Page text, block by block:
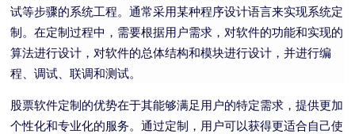
试等步骤的系统工程。通常采用某种程序设计语言来实现系统定
制。在定制过程中，需要根据用户需求，对软件的功能和实现的
算法进行设计，对软件的总体结构和模块进行设计，并进行编
程、调试、联调和测试。
股票软件定制的优势在于其能够满足用户的特定需求，提供更加
个性化和专业化的服务。通过定制，用户可以获得更适合自己使